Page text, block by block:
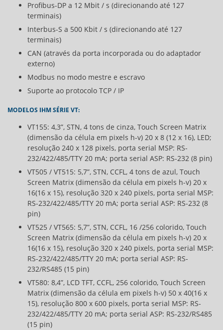
Profibus-DP a 12 Mbit / s (direcionando até 127
terminais)
Interbus-S a 500 Kbit / s (direcionando até 127
terminais)
CAN (através da porta incorporada ou do adaptador
externo)
Modbus no modo mestre e escravo
Suporte ao protocolo TCP / IP
MODELOS IHM SÉRIE VT:
VT155: 4,3”, STN, 4 tons de cinza, Touch Screen Matrix
(dimensão da célula em pixels h-v) 20 x 8 (12 x 16), LED;
resolução 240 x 128 pixels, porta serial MSP: RS-
232/422/485/TTY 20 mA; porta serial ASP: RS-232 (8 pin)
VT505 / VT515: 5,7”, STN, CCFL, 4 tons de azul, Touch
Screen Matrix (dimensão da célula em pixels h-v) 20 x
16(16 x 15), resolução 320 x 240 pixels, porta serial MSP:
RS-232/422/485/TTY 20 mA; porta serial ASP: RS-232 (8
pin)
VT525 / VT565: 5,7”, STN, CCFL, 16 /256 colorido, Touch
Screen Matrix (dimensão da célula em pixels h-v) 20 x
16(16 x 15), resolução 320 x 240 pixels, porta serial MSP:
RS-232/422/485/TTY 20 mA; porta serial ASP: RS-
232/RS485 (15 pin)
VT580: 8,4”, LCD TFT, CCFL, 256 colorido, Touch Screen
Matrix (dimensão da célula em pixels h-v) 50 x 40(16 x
15), resolução 800 x 600 pixels, porta serial MSP: RS-
232/422/485/TTY 20 mA; porta serial ASP: RS-232/RS485
(15 pin)